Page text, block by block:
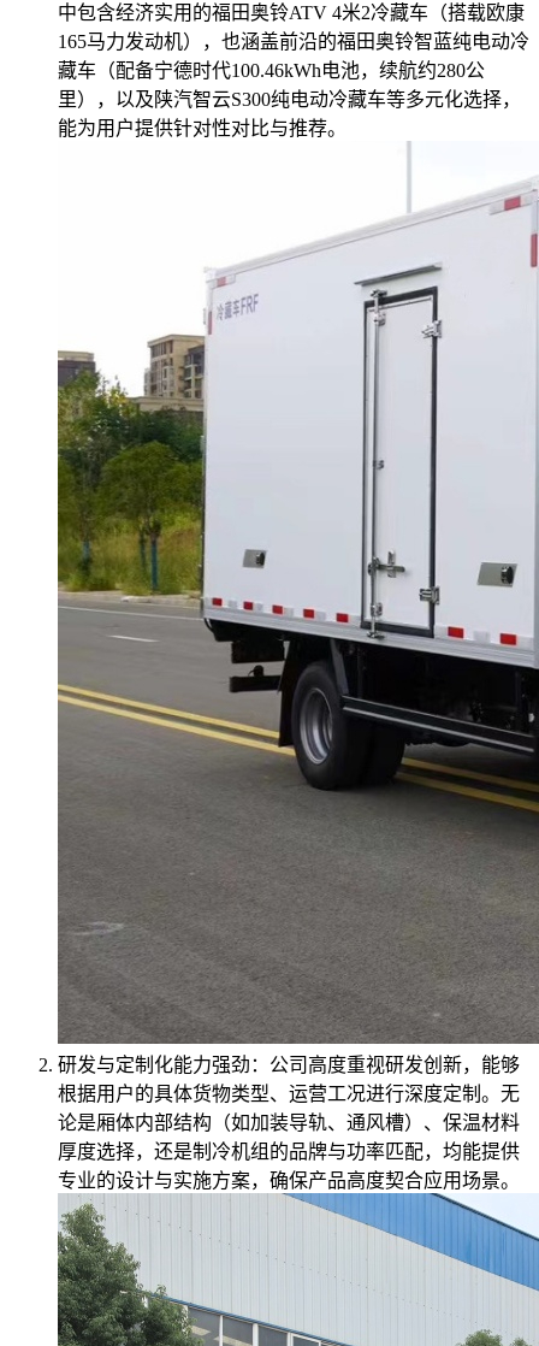
中包含经济实用的福田奥铃ATV 4米2冷藏车（搭载欧康
165马力发动机），也涵盖前沿的福田奥铃智蓝纯电动冷
藏车（配备宁德时代100.46kWh电池，续航约280公
里），以及陕汽智云S300纯电动冷藏车等多元化选择，
能为用户提供针对性对比与推荐。
研发与定制化能力强劲：公司高度重视研发创新，能够
根据用户的具体货物类型、运营工况进行深度定制。无
论是厢体内部结构（如加装导轨、通风槽）、保温材料
厚度选择，还是制冷机组的品牌与功率匹配，均能提供
专业的设计与实施方案，确保产品高度契合应用场景。